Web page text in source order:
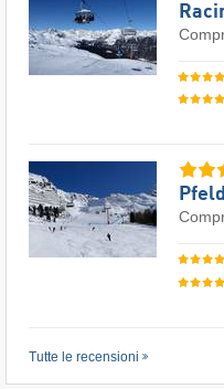
Tutte le recensioni